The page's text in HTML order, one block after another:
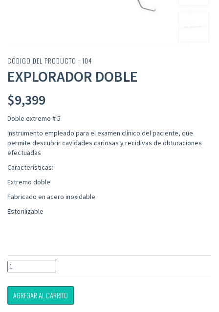
CÓDIGO DEL PRODUCTO : 104
EXPLORADOR DOBLE
$9,399
Doble extremo # 5
Instrumento empleado para el examen clínico del paciente, que
permite descubrir cavidades cariosas y recidivas de obturaciones
efectuadas
Características:
Extremo doble
Fabricado en acero inoxidable
Esterilizable
AGREGAR AL CARRITO